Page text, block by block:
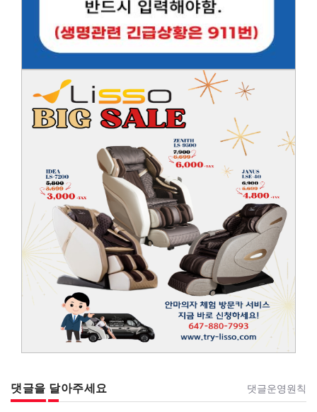
댓글을 달아주세요 댓글운영원칙